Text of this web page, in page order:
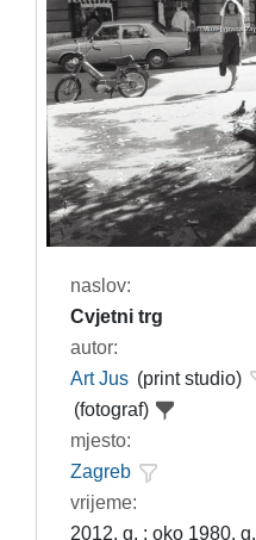
naslov:
Cvjetni trg
autor:
Art Jus (print studio)
(fotograf)
mjesto:
Zagreb
vrijeme:
2012. g. ; oko 1980. g.